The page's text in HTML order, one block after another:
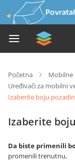
Početna Mobilne
Uređivači za mobilni
Izaberite boju
Izaberite
Da biste primenili
promenili trenutnu,